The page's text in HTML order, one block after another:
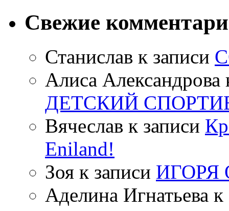
Свежие
Станислав к записи
Алиса Александрова
ДЕТСКИЙ
Вячеслав к записи
Eniland!
Зоя к записи ИГОРЯ
Аделина Игнатьева к